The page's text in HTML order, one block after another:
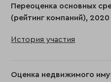
Переоценка основных
(рейтинг компаний), 2020
История участия
Оценка недвижимого